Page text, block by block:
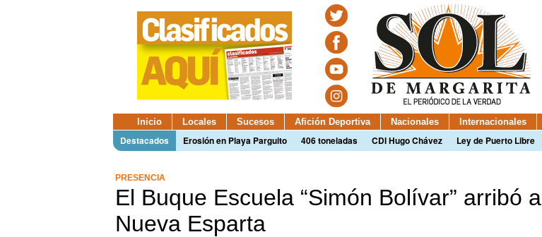
Inicio Locales Sucesos Afición Deportiva Nacionales Internacionales
Destacados Erosión en Playa Parguito 406 toneladas CDI Hugo Chávez Ley de Puerto Libre
PRESENCIA
El Buque Escuela “Simón Bolívar” arribó a
Nueva Esparta